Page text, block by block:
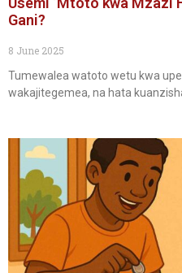
Gani?
8 June 2025
Tumewalea watoto wetu kwa
wakajitegemea, na hata